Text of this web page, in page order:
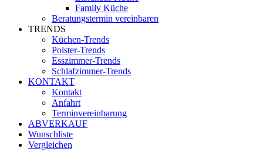
Family Küche
Beratungstermin vereinbaren
TRENDS
Küchen-Trends
Polster-Trends
Esszimmer-Trends
Schlafzimmer-Trends
KONTAKT
Kontakt
Anfahrt
Terminvereinbarung
ABVERKAUF
Wunschliste
Vergleichen